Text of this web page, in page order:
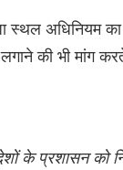
स्थल अधिनियम
लगाने की भी मांग
के प्रशासन को